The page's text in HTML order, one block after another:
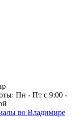
Пн - Пт с 9:00 -
во Владимире